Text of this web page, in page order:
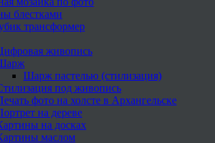
блестками
трансформер
живопись
Шарж пастелью (стилизация)
под живопись
фото на холсте в Архангельске
на дереве
на досках
маслом